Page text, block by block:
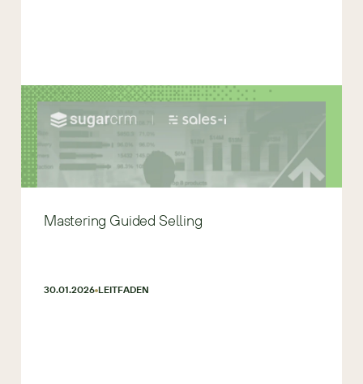
Mastering Guided Selling
30.01.2026 LEITFADEN